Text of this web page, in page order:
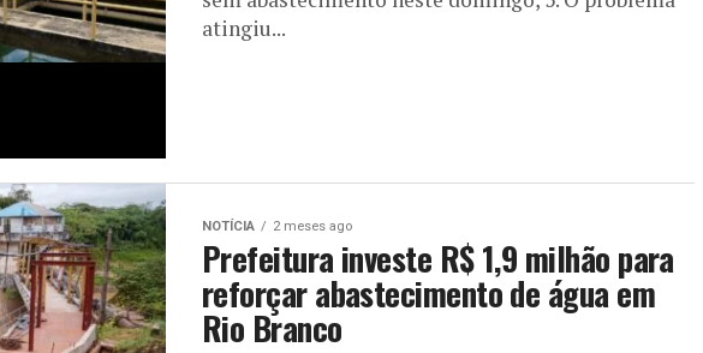
atingiu...
NOTÍCIA 2 meses ago
Prefeitura investe R$ 1,9 milhão para
reforçar abastecimento de água em
Rio Branco